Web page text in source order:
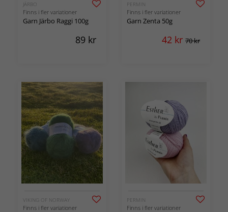
JÄRBO
Finns i fler variationer
Garn Järbo Raggi 100g
89 kr
PERMIN
Finns i fler variationer
Garn Zenta 50g
42 kr 70 kr
VIKING OF NORWAY
Finns i fler variationer
PERMIN
Finns i fler variationer